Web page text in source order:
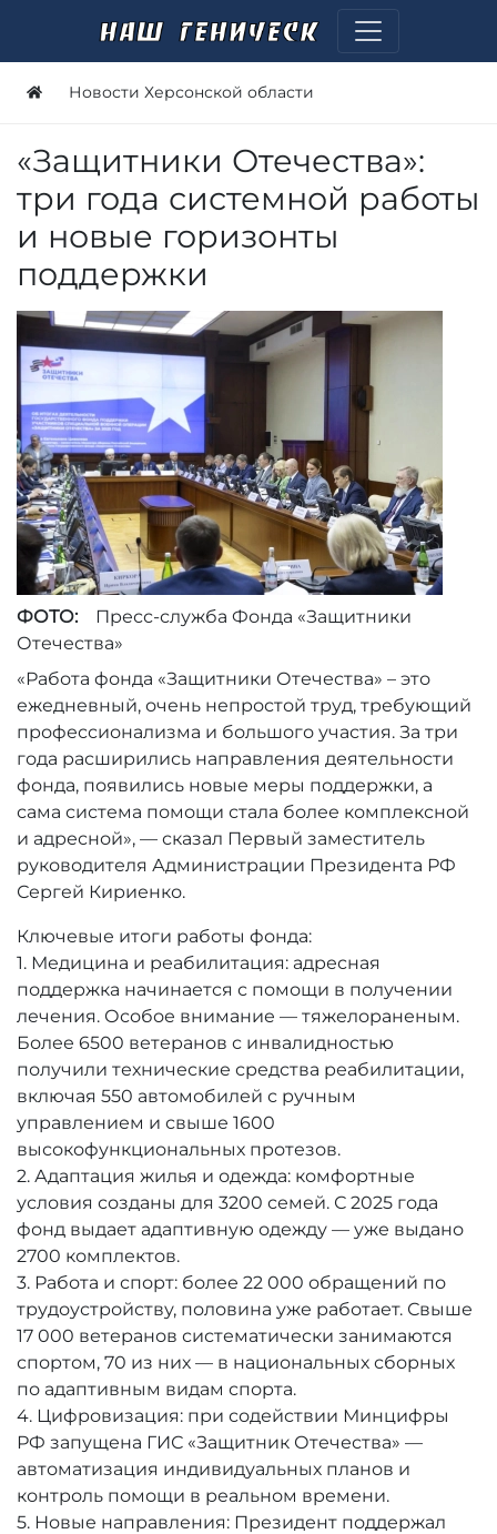
Новости Херсонской области
«Защитники Отечества»:
три года системной работы
и новые горизонты
поддержки
ФОТО:
Пресс-служба Фонда «Защитники
Отечества»
«Работа фонда «Защитники Отечества» – это
ежедневный, очень непростой труд, требующий
профессионализма и большого участия. За три
года расширились направления деятельности
фонда, появились новые меры поддержки, а
сама система помощи стала более комплексной
и адресной», — сказал Первый заместитель
руководителя Администрации Президента РФ
Сергей Кириенко.
Ключевые итоги работы фонда:
1. Медицина и реабилитация: адресная
поддержка начинается с помощи в получении
лечения. Особое внимание — тяжелораненым.
Более 6500 ветеранов с инвалидностью
получили технические средства реабилитации,
включая 550 автомобилей с ручным
управлением и свыше 1600
высокофункциональных протезов.
2. Адаптация жилья и одежда: комфортные
условия созданы для 3200 семей. С 2025 года
фонд выдает адаптивную одежду — уже выдано
2700 комплектов.
3. Работа и спорт: более 22 000 обращений по
трудоустройству, половина уже работает. Свыше
17 000 ветеранов систематически занимаются
спортом, 70 из них — в национальных сборных
по адаптивным видам спорта.
4. Цифровизация: при содействии Минцифры
РФ запущена ГИС «Защитник Отечества» —
автоматизация индивидуальных планов и
контроль помощи в реальном времени.
5. Новые направления: Президент поддержал